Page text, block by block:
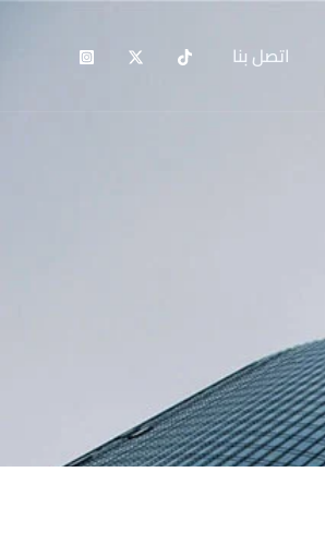
اتصل بنا